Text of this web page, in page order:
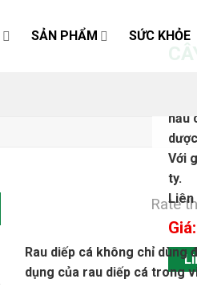
SẢN PHẨM SỨC KHỎE
nấu
Với
ty.
Rate
Rau diếp cá không chỉ dùng
dụng của rau diếp cá trong